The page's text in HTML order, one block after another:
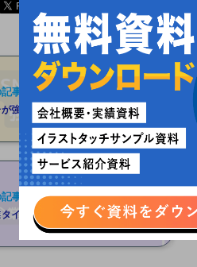
事へ
強い理由とは？
事へ
イアップのポイント